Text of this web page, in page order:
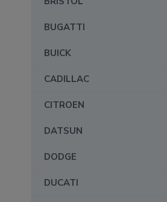
BUGATTI
BUICK
CADILLAC
CITROEN
DATSUN
DODGE
DUCATI